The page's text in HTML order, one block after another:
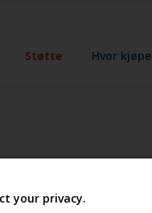
Støtte Hvor kjøpe
your privacy.